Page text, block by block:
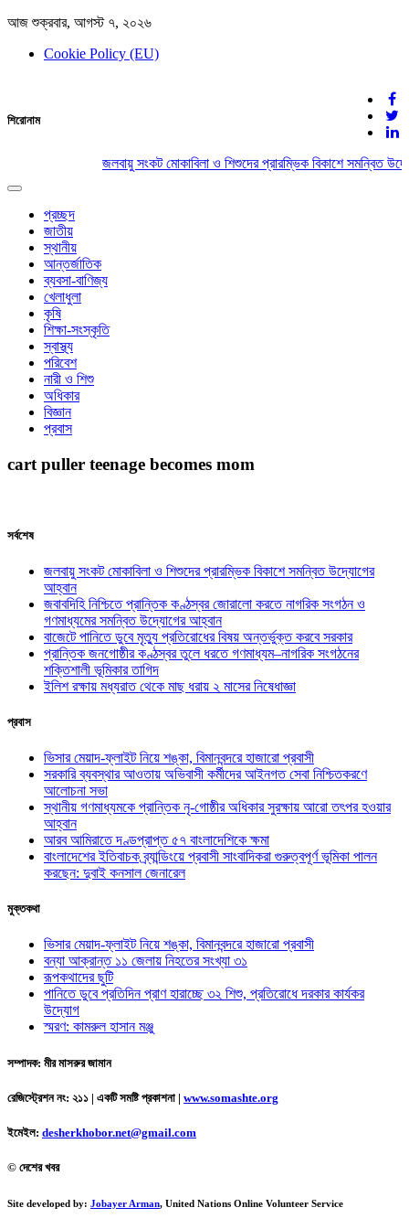
আজ শুক্রবার, আগস্ট ৭, ২০২৬
Cookie Policy (EU)
দেশের খবর
যুক্ত থাকুন দেশের সঙ্গে
শিরোনাম
জলবায়ু সংকট মোকাবিলা ও শিশুদের প্রারম্ভিক বিকাশে সমন্বিত
Toggle
navigation
প্রচ্ছদ
জাতীয়
স্থানীয়
আন্তর্জাতিক
ব্যবসা-বাণিজ্য
খেলাধুলা
কৃষি
শিক্ষা-সংস্কৃতি
স্বাস্থ্য
পরিবেশ
নারী ও শিশু
অধিকার
বিজ্ঞান
প্রবাস
cart puller teenage becomes mom
সর্বশেষ
জলবায়ু সংকট মোকাবিলা ও শিশুদের প্রারম্ভিক বিকাশে সমন্বিত উদ্যোগের
আহ্বান
জবাবদিহি নিশ্চিতে প্রান্তিক কণ্ঠস্বর জোরালো করতে নাগরিক সংগঠন ও
গণমাধ্যমের সমন্বিত উদ্যোগের আহ্বান
বাজেটে পানিতে ডুবে মৃত্যু প্রতিরোধের বিষয় অন্তর্ভুক্ত করবে সরকার
প্রান্তিক জনগোষ্ঠীর কণ্ঠস্বর তুলে ধরতে গণমাধ্যম–নাগরিক সংগঠনের
শক্তিশালী ভূমিকার তাগিদ
ইলিশ রক্ষায় মধ্যরাত থেকে মাছ ধরায় ২ মাসের নিষেধাজ্ঞা
প্রবাস
ভিসার মেয়াদ-ফ্লাইট নিয়ে শঙ্কা, বিমানবন্দরে হাজারো প্রবাসী
সরকারি ব্যবস্থার আওতায় অভিবাসী কর্মীদের আইনগত সেবা নিশ্চিতকরণে
আলোচনা সভা
স্থানীয় গণমাধ্যমকে প্রান্তিক নৃ-গোষ্ঠীর অধিকার সুরক্ষায় আরো তৎপর হওয়ার
আহ্বান
আরব আমিরাতে দণ্ডপ্রাপ্ত ৫৭ বাংলাদেশিকে ক্ষমা
বাংলাদেশের ইতিবাচক ব্র্যান্ডিংয়ে প্রবাসী সাংবাদিকরা গুরুত্বপূর্ণ ভূমিকা পালন
করছেন: দুবাই কনসাল জেনারেল
মুক্তকথা
ভিসার মেয়াদ-ফ্লাইট নিয়ে শঙ্কা, বিমানবন্দরে হাজারো প্রবাসী
বন্যা আক্রান্ত ১১ জেলায় নিহতের সংখ্যা ৩১
রূপকথাদের ছুটি
পানিতে ডুবে প্রতিদিন প্রাণ হারাচ্ছে ৩২ শিশু, প্রতিরোধে দরকার কার্যকর
উদ্যোগ
স্মরণ: কামরুল হাসান মঞ্জু
সম্পাদক: মীর মাসরুর জামান
রেজিস্ট্রেশন নং: ২১১ | একটি সমষ্টি প্রকাশনা | www.somashte.org
ইমেইল: desherkhobor.net@gmail.com
© দেশের খবর
Site developed by: Jobayer Arman, United Nations Online Volunteer Service